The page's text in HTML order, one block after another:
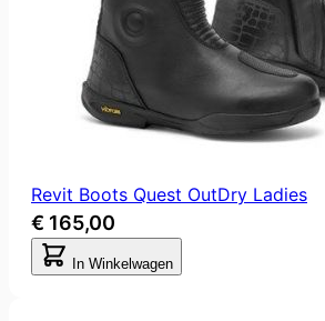
Revit Boots Quest OutDry Ladies
€ 165,00
In Winkelwagen